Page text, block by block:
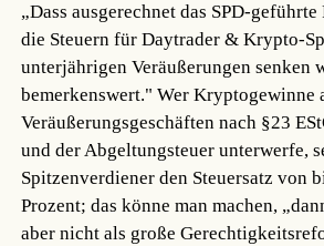
„Dass ausgerechnet das SPD-
die Steuern für Daytrader & Krypto-
unterjährigen Veräußerungen senken
bemerkenswert." Wer Kryptogewinne
Veräußerungsgeschäften nach §23
und der Abgeltungsteuer unterwerfe,
Spitzenverdiener den Steuersatz von
Prozent; das könne man machen,
aber nicht als große